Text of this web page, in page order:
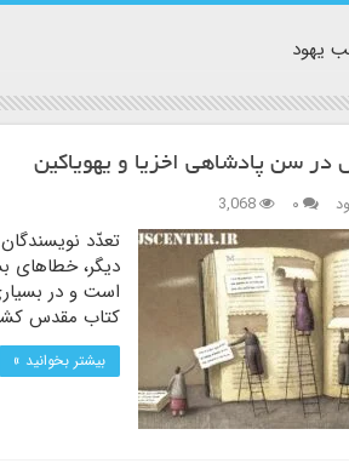
یهود
سن پادشاهی اخزیا و یهویاکین
۰ 3,068
تعدّد
دیگر، خطاهای
است و در
کتاب مقدس
بیشتر بخوانید »